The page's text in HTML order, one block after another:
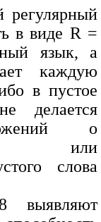
регулярный
в виде R =
язык, а
каждую
в пустое
делается
о
или
слова